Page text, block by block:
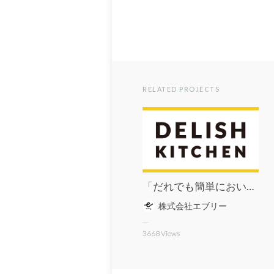
RELATED PROJECTS
「だれでも簡単においしく作れるレシピ」を毎日配信するレシピ動画メディア DELISH KITCHEN
株式会社エブリー
3668Views